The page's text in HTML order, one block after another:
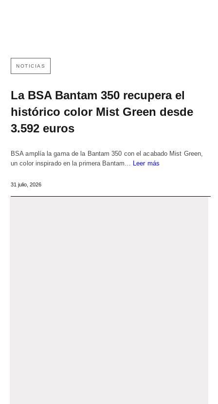
NOTICIAS
La BSA Bantam 350 recupera el
histórico color Mist Green desde
3.592 euros
BSA amplía la gama de la Bantam 350 con el acabado Mist Green,
un color inspirado en la primera Bantam…
Leer más
31 julio, 2026